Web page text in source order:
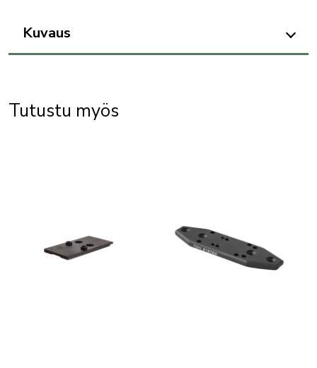
määrä
Kuvaus
Tutustu myös